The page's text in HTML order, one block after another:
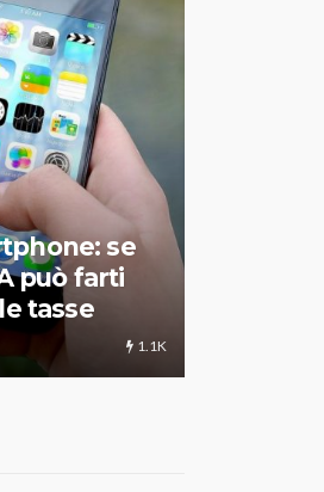
se
può farti
tasse
1.1K